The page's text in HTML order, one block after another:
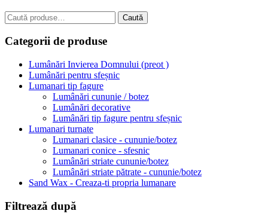
Caută
după:
Caută
Categorii de produse
Lumânări Invierea Domnului (preot )
Lumânări pentru sfeșnic
Lumanari tip fagure
Lumânări cununie / botez
Lumânări decorative
Lumânări tip fagure pentru sfeșnic
Lumanari turnate
Lumanari clasice - cununie/botez
Lumanari conice - sfesnic
Lumânări striate cununie/botez
Lumânări striate pătrate - cununie/botez
Sand Wax - Creaza-ti propria lumanare
Filtrează după